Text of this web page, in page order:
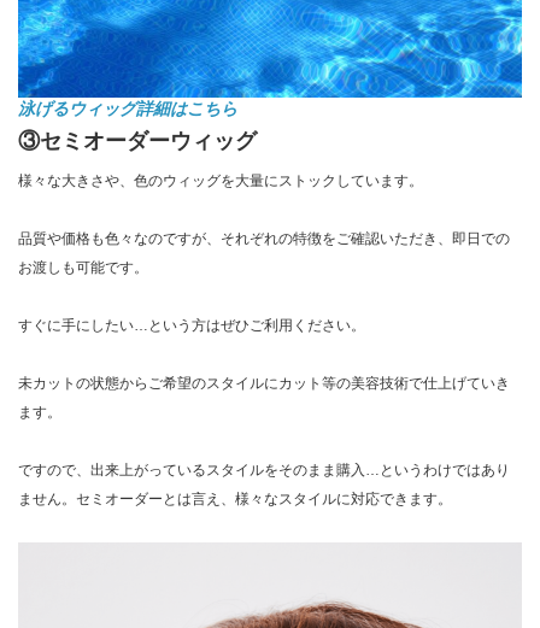
泳げるウィッグ詳細はこちら
③セミオーダーウィッグ
様々な大きさや、色のウィッグを大量にストックしています。
品質や価格も色々なのですが、それぞれの特徴をご確認いただき、即日での
お渡しも可能です。
すぐに手にしたい…という方はぜひご利用ください。
未カットの状態からご希望のスタイルにカット等の美容技術で仕上げていき
ます。
ですので、出来上がっているスタイルをそのまま購入…というわけではあり
ません。セミオーダーとは言え、様々なスタイルに対応できます。